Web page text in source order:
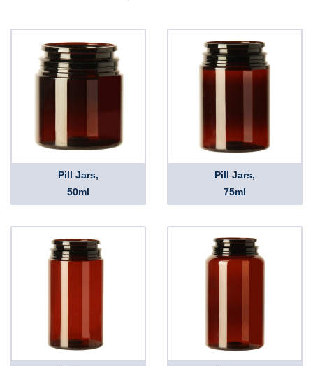
Pill Jars,
50ml
Pill Jars,
75ml